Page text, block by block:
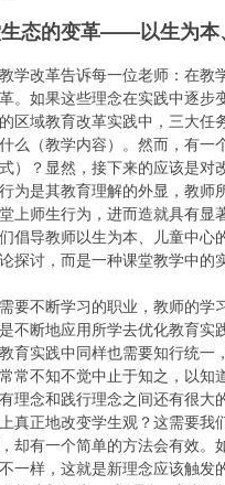
态的变革——以生为本
学改革告诉每一位老师：在教
。如果这些理念在实践中逐步
区域教育改革实践中，三大任
么（教学内容）。然而，有一
）？显然，接下来的应该是对
为是其教育理解的外显，教
上师生行为，进而造就具有显
倡导教师以生为本、儿童中
探讨，而是一种课堂教学中
要不断学习的职业，教师的学
不断地应用所学去优化教育实
育实践中同样也需要知行统一
常不知不觉中止于知之，以
理念和践行理念之间还有很大
真正地改变学生观？这需要我
却有一个简单的方法会有效
一样，这就是新理念应该触